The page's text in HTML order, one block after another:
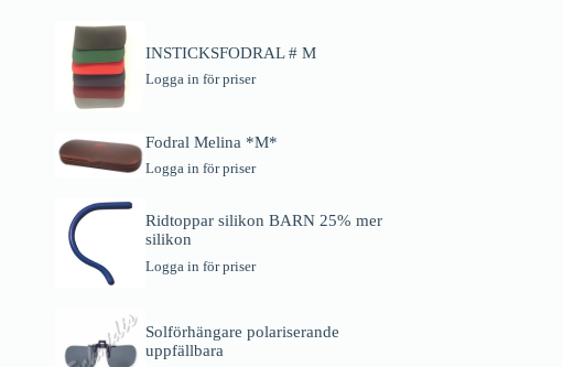
INSTICKSFODRAL # M
Logga in för priser
Fodral Melina *M*
Logga in för priser
Ridtoppar silikon BARN 25% mer
silikon
Logga in för priser
Solförhängare polariserande
uppfällbara